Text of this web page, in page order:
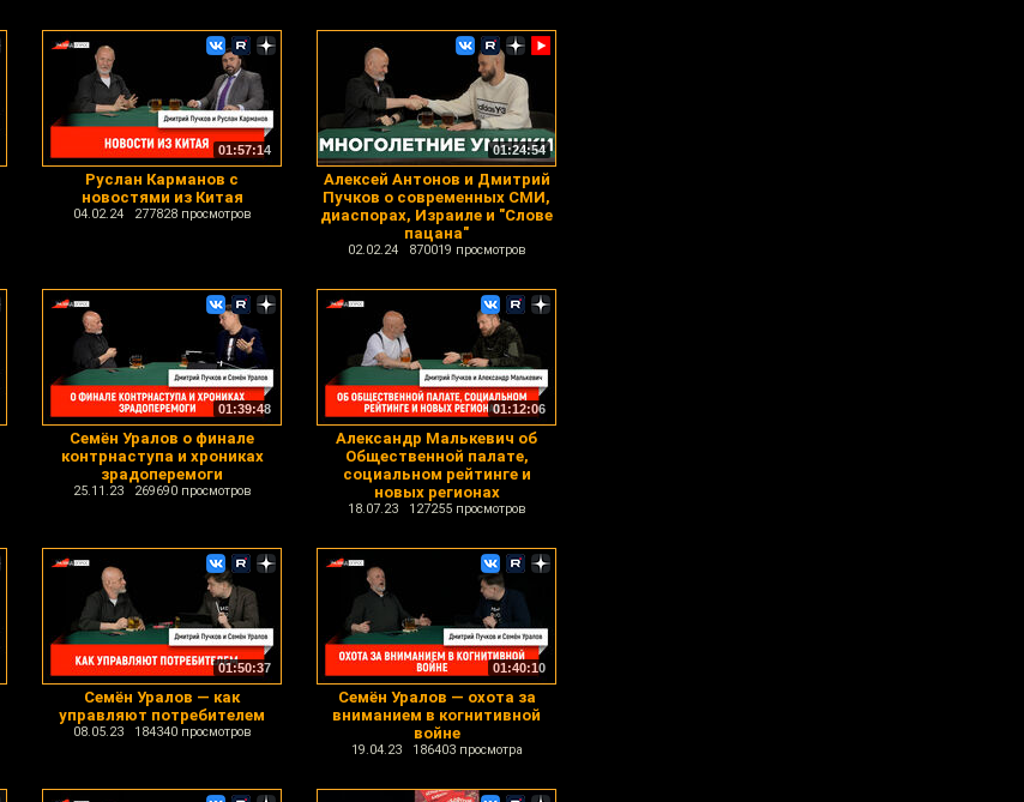
01:57:14
Руслан Карманов с
новостями из Китая
04.02.24 277828 просмотров
01:24:54
Алексей Антонов и Дмитрий
Пучков о современных СМИ,
диаспорах, Израиле и "Слове
пацана"
02.02.24 870019 просмотров
01:39:48
Семён Уралов о финале
контрнаступа и хрониках
зрадоперемоги
25.11.23 269690 просмотров
01:12:06
Александр Малькевич об
Общественной палате,
социальном рейтинге и
новых регионах
18.07.23 127255 просмотров
01:50:37
Семён Уралов — как
управляют потребителем
08.05.23 184340 просмотров
01:40:10
Семён Уралов — охота за
вниманием в когнитивной
войне
19.04.23 186403 просмотра